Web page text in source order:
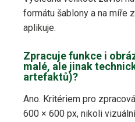
formátu šablony a na míře
aplikuje.
Zpracuje funkce i
malé, ale jinak
artefaktů)?
Ano. Kritériem pro
600 × 600 px, nikoli